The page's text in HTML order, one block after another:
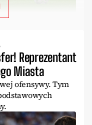
Reprezentant
Miasta
ofensywy. Tym